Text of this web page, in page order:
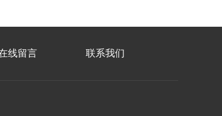
线留言 联系我们